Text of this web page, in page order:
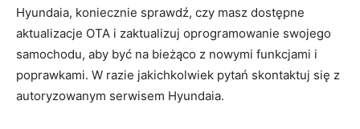
Hyundaia, koniecznie sprawdź, czy‌ masz dostępne
aktualizacje OTA i zaktualizuj oprogramowanie swojego
samochodu, aby być na bieżąco⁣ z nowymi‌ funkcjami i
poprawkami. W razie jakichkolwiek⁣ pytań skontaktuj⁣ się z
autoryzowanym serwisem‍ Hyundaia.